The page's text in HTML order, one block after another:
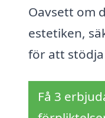
Oavsett om
estetiken,
för att
Få 3